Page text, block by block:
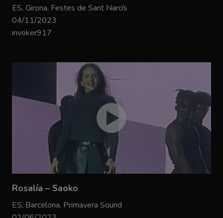
ES, Girona, Festes de Sant Narcís
04/11/2023
invoker917
Rosalía – Saoko
ES, Barcelona, Primavera Sound